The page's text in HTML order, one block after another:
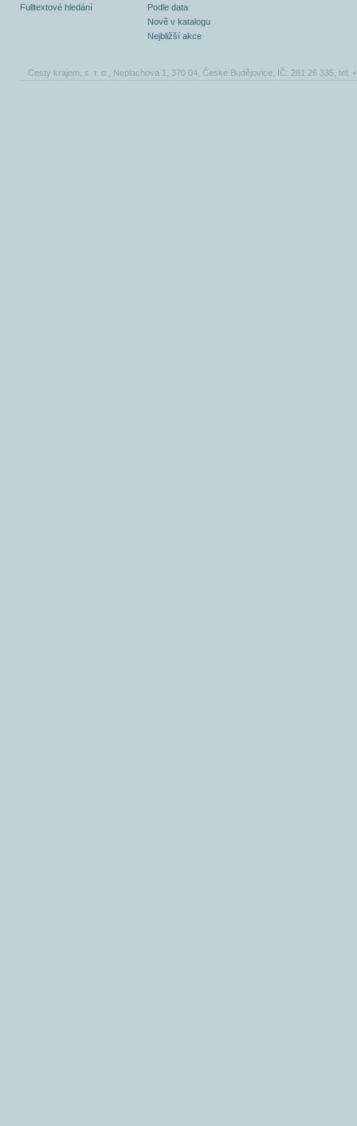
Fulltextové hledání
Podle data
Nově v katalogu
Nejbližší akce
Cesty krajem, s. r. o., Neplachova 1, 370 04, České Budějovice, IČ: 281 26 335, tel.